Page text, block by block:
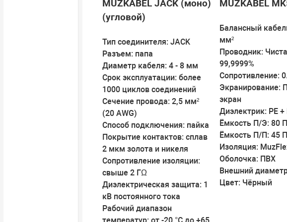
MUZKABEL JACK (моно)
(угловой)
Тип соединителя: JACK
Разъем: папа
Диаметр кабеля: 4 - 8 мм
Срок эксплуатации: более
1000 циклов соединений
Сечение провода: 2,5 мм²
(20 AWG)
Способ подключения: пайка
Покрытие контактов: сплав
2 мкм золота и никеля
Сопротивление изоляции:
свыше 2 ГΩ
Диэлектрическая защита: 1
кВ постоянного тока
Рабочий диапазон
MUZKABEL
Балансный
мм²
Проводник:
99,9999%
Сопротивление:
Экранирование:
экран
Диэлектрик: PE
Ёмкость П/Э: 80
Ёмкость П/П: 45
Изоляция:
Оболочка: ПВХ
Внешний
Цвет: Чёрный